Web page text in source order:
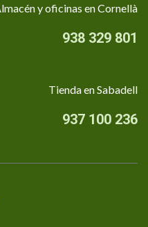
y oficinas en Cornellà
938 329 801
Tienda en Sabadell
937 100 236